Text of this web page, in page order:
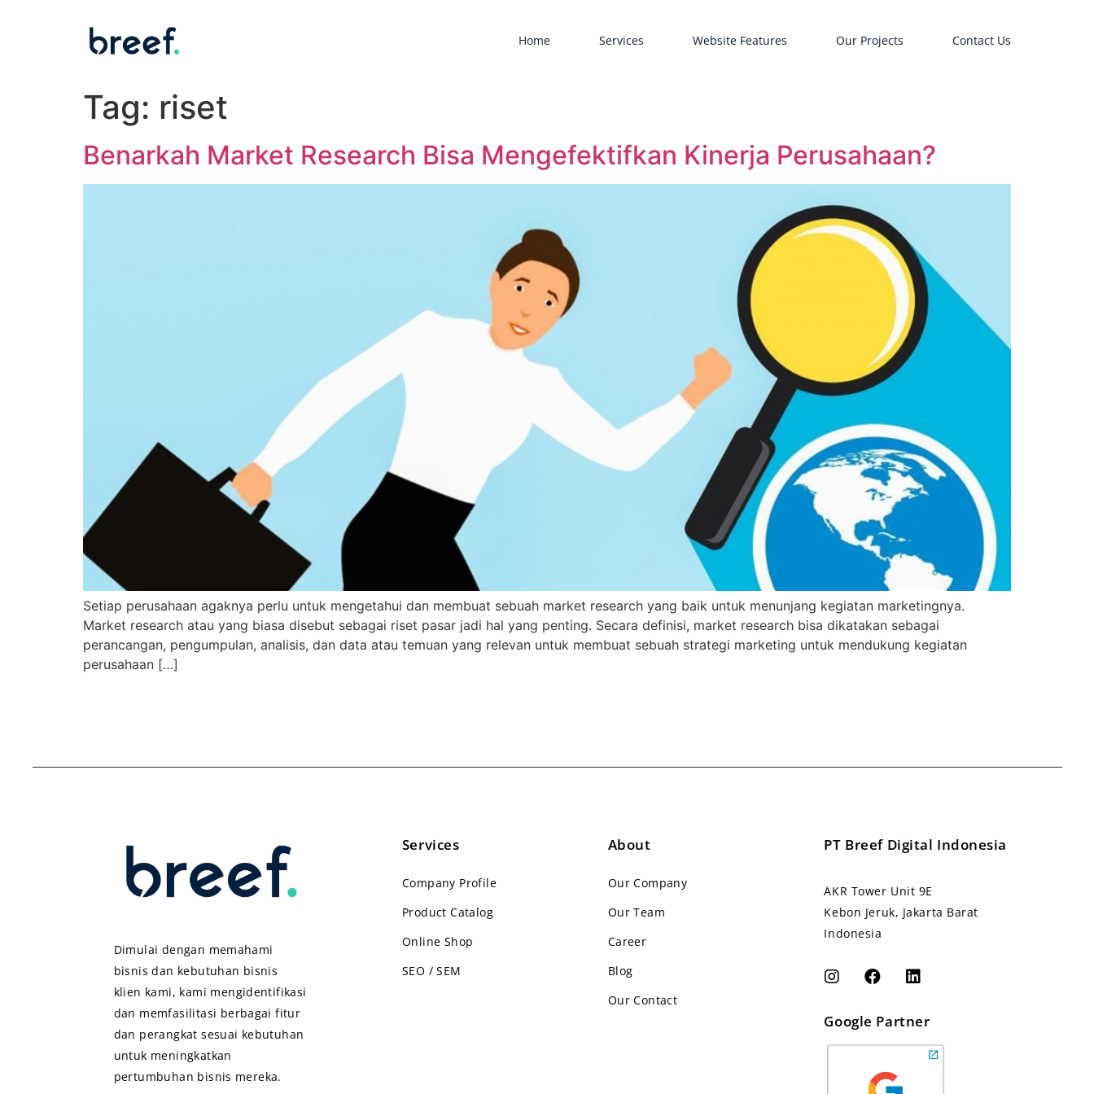
Home Services Website Features Our Projects Contact Us
Tag: riset
Benarkah Market Research Bisa Mengefektifkan Kinerja Perusahaan?
Setiap perusahaan agaknya perlu untuk mengetahui dan membuat sebuah market research yang baik untuk menunjang kegiatan marketingnya.
Market research atau yang biasa disebut sebagai riset pasar jadi hal yang penting. Secara definisi, market research bisa dikatakan sebagai
perancangan, pengumpulan, analisis, dan data atau temuan yang relevan untuk membuat sebuah strategi marketing untuk mendukung kegiatan
perusahaan […]
Dimulai dengan memahami
bisnis dan kebutuhan bisnis
klien kami, kami mengidentifikasi
dan memfasilitasi berbagai fitur
dan perangkat sesuai kebutuhan
untuk meningkatkan
pertumbuhan bisnis mereka.
Services
Company Profile
Product Catalog
Online Shop
SEO / SEM
About
Our Company
Our Team
Career
Blog
Our Contact
PT Breef Digital Indonesia
AKR Tower Unit 9E
Kebon Jeruk, Jakarta Barat
Indonesia
Google Partner